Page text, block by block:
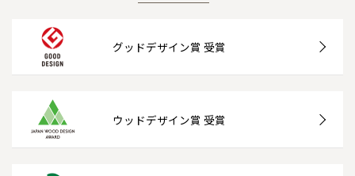
グッドデザイン賞 受賞
ウッドデザイン賞 受賞